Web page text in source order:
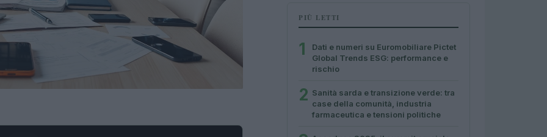
PIÙ LETTI
1
Dati e numeri su Euromobiliare Pictet
Global Trends ESG: performance e
rischio
2 Sanità sarda e transizione verde: tra
case della comunità, industria
farmaceutica e tensioni politiche